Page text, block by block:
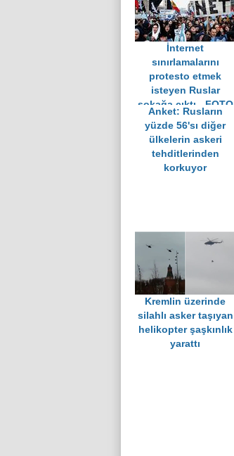
İnternet
sınırlamalarını
protesto etmek
isteyen Ruslar
sokağa çıktı - FOTO
Anket: Rusların
yüzde 56'sı diğer
ülkelerin askeri
tehditlerinden
korkuyor
Kremlin üzerinde
silahlı asker taşıyan
helikopter şaşkınlık
yarattı